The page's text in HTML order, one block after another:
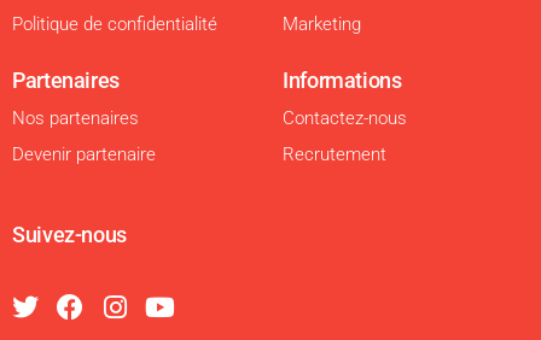
Politique de confidentialité
Marketing
Partenaires
Nos partenaires
Devenir partenaire
Informations
Contactez-nous
Recrutement
Suivez-nous